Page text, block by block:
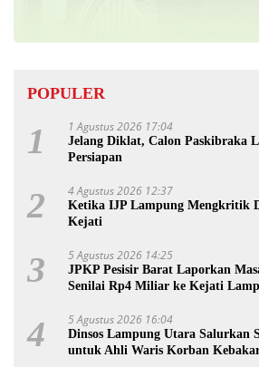
POPULER
1 1 Agustus 2026 17:04
Jelang Diklat, Calon Paskibraka
Persiapan
2 4 Agustus 2026 12:37
Ketika IJP Lampung Mengkritik
Kejati
3 5 Agustus 2026 14:25
JPKP Pesisir Barat Laporkan
Senilai Rp4 Miliar ke Kejati
4 5 Agustus 2026 16:04
Dinsos Lampung Utara Salurkan
untuk Ahli Waris Korban